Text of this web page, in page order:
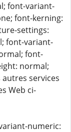
font-variant-
font-kerning:
settings:
font-variant-
font-
normal;
services
Web ci-
numeric: